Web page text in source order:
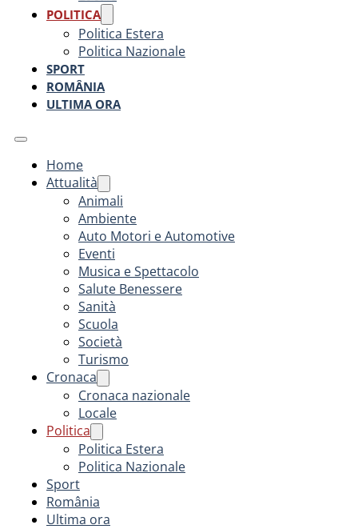
POLITICA
Politica Estera
Politica Nazionale
SPORT
ROMÂNIA
ULTIMA ORA
Home
Attualità
Animali
Ambiente
Auto Motori e Automotive
Eventi
Musica e Spettacolo
Salute Benessere
Sanità
Scuola
Società
Turismo
Cronaca
Cronaca nazionale
Locale
Politica
Politica Estera
Politica Nazionale
Sport
România
Ultima ora